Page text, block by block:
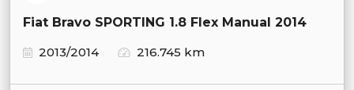
Fiat Bravo SPORTING 1.8 Flex Manual 2014
2013/2014
216.745 km